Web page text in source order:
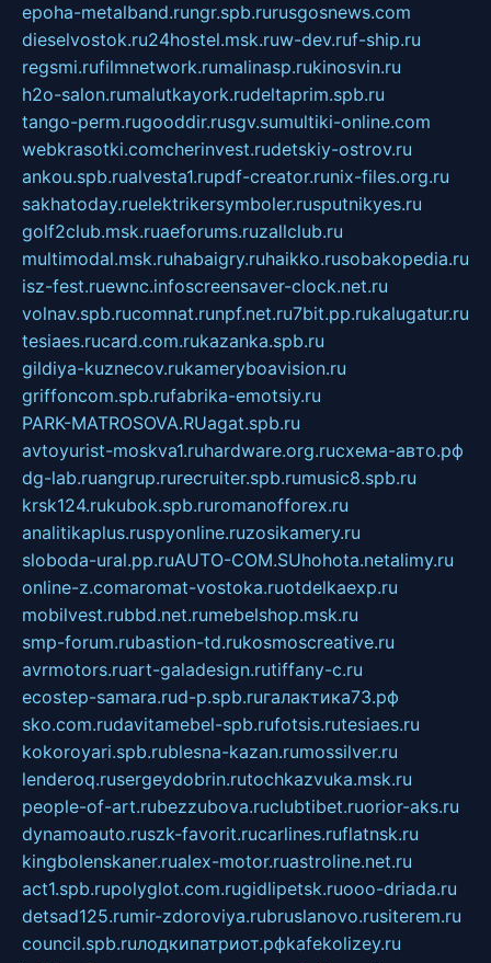
epoha-metalband.rungr.spb.rurusgosnews.com
dieselvostok.ru24hostel.msk.ruw-dev.ruf-ship.ru
regsmi.rufilmnetwork.rumalinasp.rukinosvin.ru
h2o-salon.rumalutkayork.rudeltaprim.spb.ru
tango-perm.rugooddir.rusgv.sumultiki-online.com
webkrasotki.comcherinvest.rudetskiy-ostrov.ru
ankou.spb.rualvesta1.rupdf-creator.runix-files.org.ru
sakhatoday.ruelektrikersymboler.rusputnikyes.ru
golf2club.msk.ruaeforums.ruzallclub.ru
multimodal.msk.ruhabaigry.ruhaikko.rusobakopedia.ru
isz-fest.ruewnc.infoscreensaver-clock.net.ru
volnav.spb.rucomnat.runpf.net.ru7bit.pp.rukalugatur.ru
tesiaes.rucard.com.rukazanka.spb.ru
gildiya-kuznecov.rukameryboavision.ru
griffoncom.spb.rufabrika-emotsiy.ru
PARK-MATROSOVA.RUagat.spb.ru
avtoyurist-moskva1.ruhardware.org.ruсхема-авто.рф
dg-lab.ruangrup.rurecruiter.spb.rumusic8.spb.ru
krsk124.rukubok.spb.ruromanofforex.ru
analitikaplus.ruspyonline.ruzosikamery.ru
sloboda-ural.pp.ruAUTO-COM.SUhohota.netalimy.ru
online-z.comaromat-vostoka.ruotdelkaexp.ru
mobilvest.rubbd.net.rumebelshop.msk.ru
smp-forum.rubastion-td.rukosmoscreative.ru
avrmotors.ruart-galadesign.rutiffany-c.ru
ecostep-samara.rud-p.spb.ruгалактика73.рф
sko.com.rudavitamebel-spb.rufotsis.rutesiaes.ru
kokoroyari.spb.rublesna-kazan.rumossilver.ru
lenderoq.rusergeydobrin.rutochkazvuka.msk.ru
people-of-art.rubezzubova.ruclubtibet.ruorior-aks.ru
dynamoauto.ruszk-favorit.rucarlines.ruflatnsk.ru
kingbolenskaner.rualex-motor.ruastroline.net.ru
act1.spb.rupolyglot.com.rugidlipetsk.ruooo-driada.ru
detsad125.rumir-zdoroviya.rubruslanovo.rusiterem.ru
council.spb.ruлодкипатриот.рфkafekolizey.ru